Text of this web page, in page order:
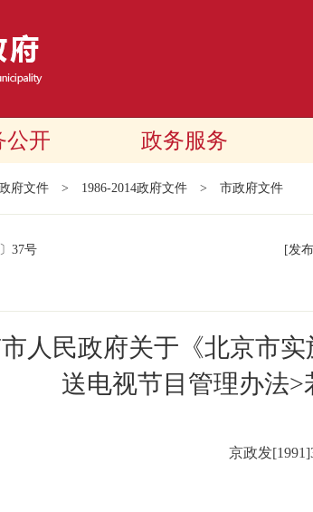
公开 政务服务
府文件 > 1986-2014政府文件 > 市政府文件
37号 [发
市人民政府关于《北京市
送电视节目管理办法>
京政发